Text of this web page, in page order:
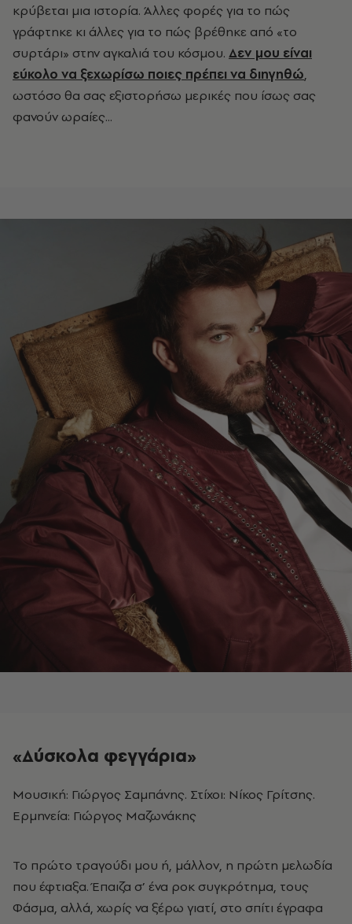
κρύβεται μια ιστορία. Άλλες φορές για το πώς
γράφτηκε κι άλλες για το πώς βρέθηκε από «το
συρτάρι» στην αγκαλιά του κόσμου. Δεν μου είναι
εύκολο να ξεχωρίσω ποιες πρέπει να διηγηθώ,
ωστόσο θα σας εξιστορήσω μερικές που ίσως σας
φανούν ωραίες...
«Δύσκολα φεγγάρια»
Μουσική: Γιώργος Σαμπάνης. Στίχοι: Νίκος Γρίτσης.
Ερμηνεία: Γιώργος Μαζωνάκης
Το πρώτο τραγούδι μου ή, μάλλον, η πρώτη μελωδία
που έφτιαξα. Έπαιζα σ’ ένα ροκ συγκρότημα, τους
Φάσμα, αλλά, χωρίς να ξέρω γιατί, στο σπίτι έγραφα